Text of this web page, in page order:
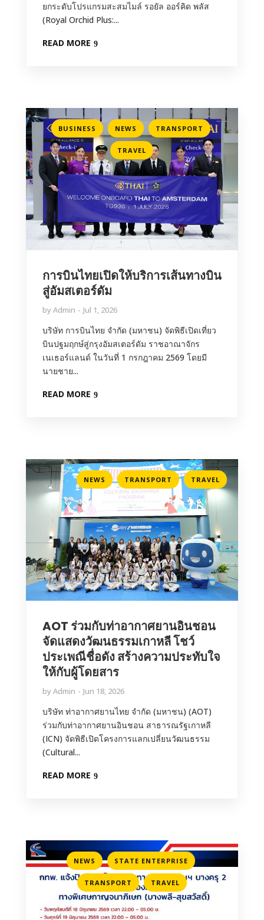
ยกระดับโปรแกรมสะสมไมล์ รอยัล ออร์คิด พลัส
(Royal Orchid Plus:...
READ MORE
BUSINESS , NEWS , TRANSPORT ,
TRAVEL
การบินไทยเปิดให้บริการเส้นทางบิน
สู่อัมสเตอร์ดัม
byAdmin Jul 1, 2026
บริษัท การบินไทย จำกัด (มหาชน) จัดพิธีเปิดเที่ยว
บินปฐมฤกษ์สู่กรุงอัมสเตอร์ดัม ราชอาณาจักร
เนเธอร์แลนด์ ในวันที่ 1 กรกฎาคม 2569 โดยมี
นายชาย...
READ MORE
NEWS , TRANSPORT , TRAVEL
AOT ร่วมกับท่าอากาศยานอินชอน
จัดแสดงวัฒนธรรมเกาหลี โชว์
ประเพณีชื่อดัง สร้างความประทับใจ
ให้กับผู้โดยสาร
byAdmin Jun 18, 2026
บริษัท ท่าอากาศยานไทย จำกัด (มหาชน) (AOT)
ร่วมกับท่าอากาศยานอินชอน สาธารณรัฐเกาหลี
(ICN) จัดพิธีเปิดโครงการแลกเปลี่ยนวัฒนธรรม
(Cultural...
READ MORE
NEWS , STATE ENTERPRISE ,
TRANSPORT , TRAVEL